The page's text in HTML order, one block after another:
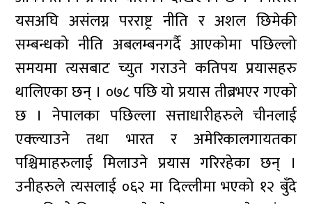
यसअघि असंलग्न परराष्ट्र नीति र अशल छिमेकी
सम्बन्धको नीति अबलम्बनगर्दै आएकोमा पछिल्लो
समयमा त्यसबाट च्युत गराउने कतिपय प्रयासहरु
थालिएका छन् । ०७८ पछि यो प्रयास तीब्रभएर गएको
छ । नेपालका पछिल्ला सत्ताधारीहरुले चीनलाई
एक्ल्याउने तथा भारत र अमेरिकालगायतका
पश्चिमाहरुलाई मिलाउने प्रयास गरिरहेका छन् ।
उनीहरुले त्यसलाई ०६२ मा दिल्लीमा भएको १२ बुँदे